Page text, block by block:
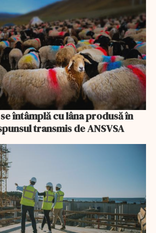
transmis de ANSVSA